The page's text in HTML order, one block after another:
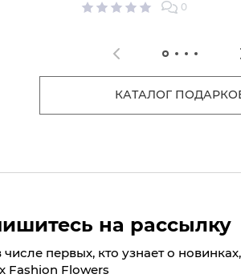
0
КАТАЛОГ
на рассылку
числе первых, кто узнает о
Fashion Flowers